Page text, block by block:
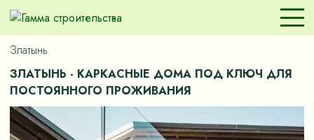
Златынь
ЗЛАТЫНЬ - КАРКАСНЫЕ ДОМА ПОД КЛЮЧ ДЛЯ
ПОСТОЯННОГО ПРОЖИВАНИЯ